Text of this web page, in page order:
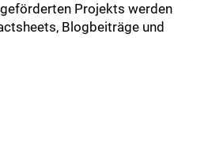
Projekts werden
Blogbeiträge und